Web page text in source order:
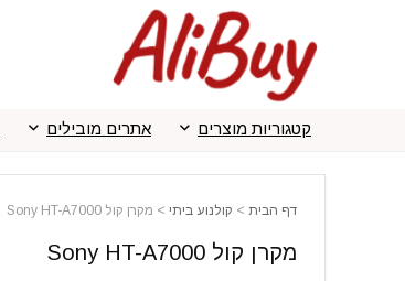
קטגוריות מוצרים אתרים מובילים
דף הבית > קולנוע ביתי > מקרן קול Sony HT-A7000
מקרן קול Sony HT-A7000